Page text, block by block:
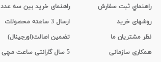
راهنماي ثبت سفارش
روشهای خرید
نظر مشتریان ما
همکاری سازمانی
راهنمای خرید بین سه عدد
ارسال 3 ساعته محصولات
تضمین اصالت(اورجینال)
5 سال گارانتی ساعت مچی